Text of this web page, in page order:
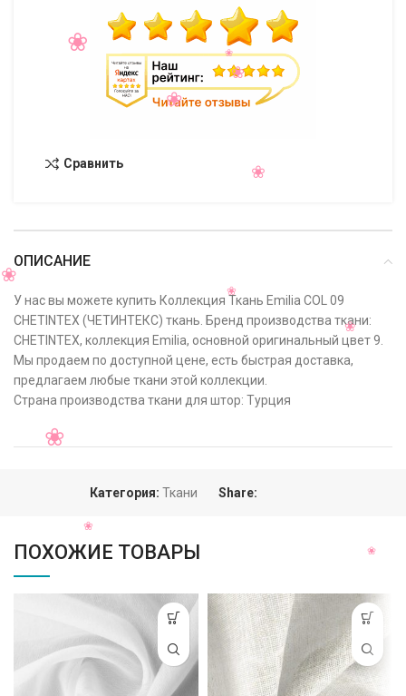
Сравнить
ОПИСАНИЕ
У нас вы можете купить Коллекция Ткань Emilia COL 09
CHETINTEX (ЧЕТИНТЕКС) ткань. Бренд производства ткани:
CHETINTEX, коллекция Emilia, основной оригинальный цвет 9.
Мы продаем по доступной цене, есть быстрая доставка,
предлагаем любые ткани этой коллекции.
Страна производства ткани для штор: Турция
Категория: Ткани Share:
ПОХОЖИЕ ТОВАРЫ